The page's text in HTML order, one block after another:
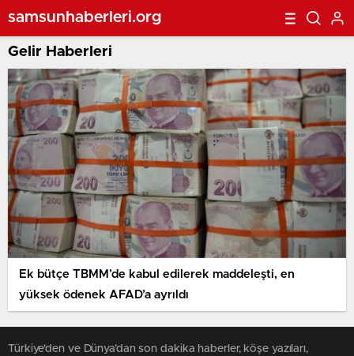
samsunhaberleri.org
Gelir Haberleri
Ek bütçe TBMM’de kabul edilerek maddeleşti, en
yüksek ödenek AFAD’a ayrıldı
Türkiye'den ve Dünya’dan son dakika haberler, köşe yazıları,